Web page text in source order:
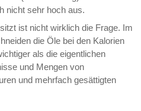
nicht sehr hoch aus.
ist nicht wirklich die Frage. Im
die Öle bei den Kalorien
als die eigentlichen
und Mengen von
und mehrfach gesättigten